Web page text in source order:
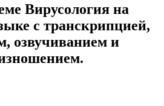
Вирусология на
с транскрипцией,
озвучиванием и